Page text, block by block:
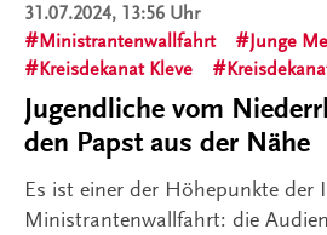
31.07.2024, 13:56 Uhr
Ministrantenwallfahrt
Junge
Kreisdekanat Kleve
Jugendliche vom
den Papst aus der Nähe
Es ist einer der Höhepunkte der
Ministrantenwallfahrt: die